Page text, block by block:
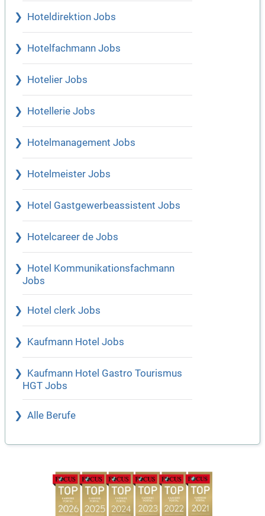
Hoteldirektion Jobs
Hotelfachmann Jobs
Hotelier Jobs
Hotellerie Jobs
Hotelmanagement Jobs
Hotelmeister Jobs
Hotel Gastgewerbeassistent Jobs
Hotelcareer de Jobs
Hotel Kommunikationsfachmann
Jobs
Hotel clerk Jobs
Kaufmann Hotel Jobs
Kaufmann Hotel Gastro Tourismus
HGT Jobs
Alle Berufe